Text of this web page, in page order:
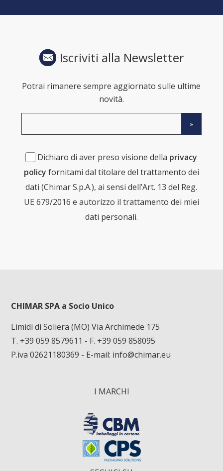
Iscriviti alla Newsletter
Potrai rimanere sempre aggiornato sulle ultime
novità.
Dichiaro di aver preso visione della privacy
policy fornitami dal titolare del trattamento dei
dati (Chimar S.p.A.), ai sensi dell’Art. 13 del Reg.
UE 679/2016 e autorizzo il trattamento dei miei
dati personali.
CHIMAR SPA a Socio Unico
Limidi di Soliera (MO) Via Archimede 175
T. +39 059 8579611 - F. +39 059 858095
P.iva 02621180369 - E-mail: info@chimar.eu
I MARCHI